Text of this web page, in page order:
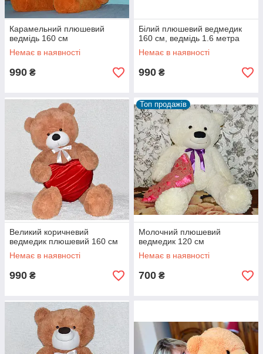
Карамельний плюшевий
ведмідь 160 см
Немає в наявності
990 ₴
Білий плюшевий ведмедик
160 см, ведмідь 1.6 метра
Немає в наявності
990 ₴
Великий коричневий
ведмедик плюшевий 160 см
Немає в наявності
990 ₴
Топ продажів
Молочний плюшевий
ведмедик 120 см
Немає в наявності
700 ₴